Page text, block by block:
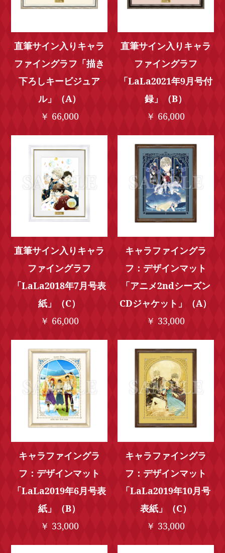
直筆サイン入りキャラ
ファイングラフ「描き
下ろしキービジュア
ル」（A）
￥ 66,000
直筆サイン入りキャラ
ファイングラフ
「LaLa2021年9月号付
録」（B）
￥ 66,000
直筆サイン入りキャラ
ファイングラフ
「LaLa2018年7月号表
紙」（C）
￥ 66,000
キャラファイングラ
フ：デザインマット
「アニメ2ndシーズン
CDジャケット」（A）
￥ 33,000
キャラファイングラ
フ：デザインマット
「LaLa2019年6月号表
紙」（B）
￥ 33,000
キャラファイングラ
フ：デザインマット
「LaLa2019年10月号
表紙」（C）
￥ 33,000